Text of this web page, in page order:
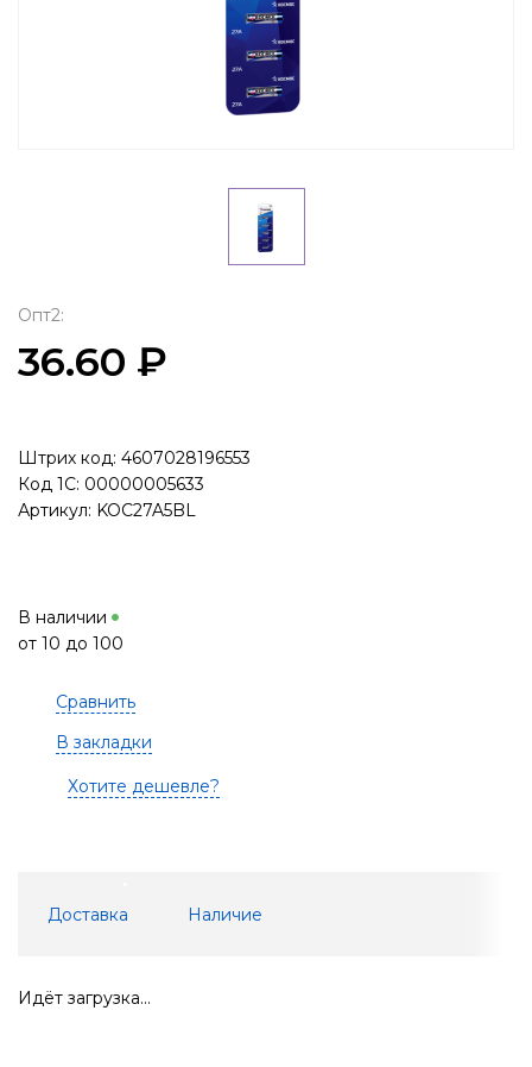
Опт2:
36.60 ₽
Штрих код: 4607028196553
Код 1С: 00000005633
Артикул: KOC27A5BL
В наличии
от 10 до 100
Сравнить
В закладки
Хотите дешевле?
Доставка Наличие
Идёт загрузка...